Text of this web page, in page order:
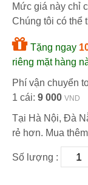
Mức giá này chỉ
Chúng tôi có thể
Tặng ngay
riêng mặt hàng
Phí vận chuyển
1 cái: 9 000 VND
Tại Hà Nội, Đà
rẻ hơn. Mua
Số lượng :